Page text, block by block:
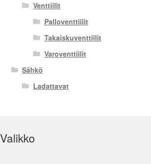
Venttiilit
Palloventtiilit
Takaiskuventtiilit
Varoventtiilit
Sähkö
Ladattavat
Valikko